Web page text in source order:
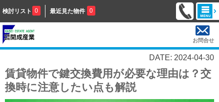
検討リスト 0 最近見た物件 0
お問合せ
DATE: 2024-04-30
賃貸物件で鍵交換費用が必要な理由は？交
換時に注意したい点も解説